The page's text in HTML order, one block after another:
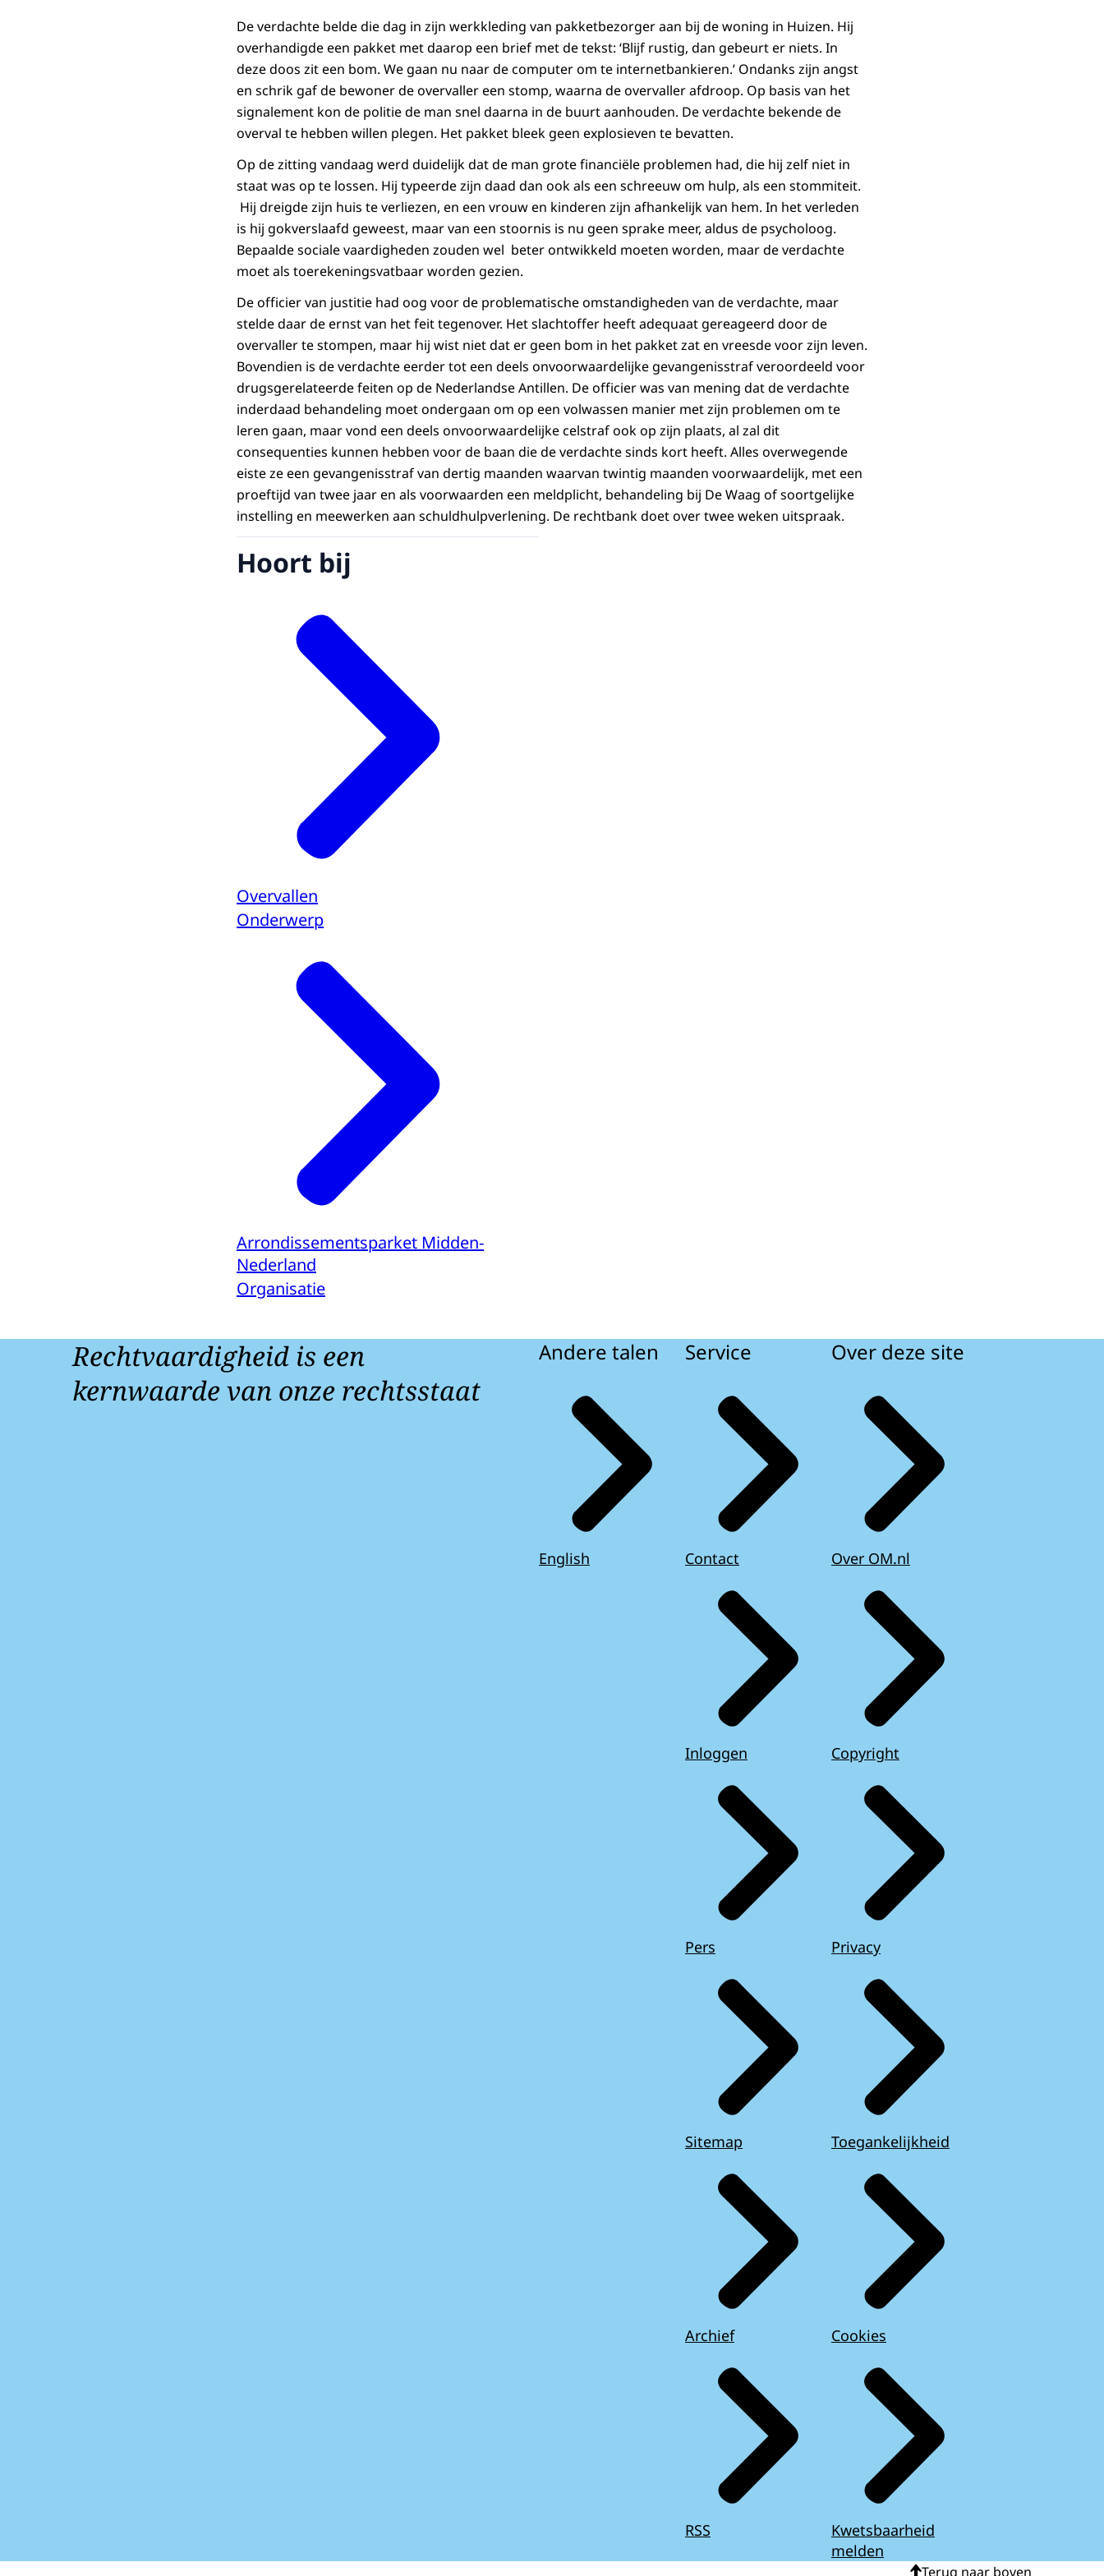
De verdachte belde die dag in zijn werkkleding van pakketbezorger aan bij de woning in Huizen. Hij
overhandigde een pakket met daarop een brief met de tekst: ‘Blijf rustig, dan gebeurt er niets. In
deze doos zit een bom. We gaan nu naar de computer om te internetbankieren.’ Ondanks zijn angst
en schrik gaf de bewoner de overvaller een stomp, waarna de overvaller afdroop. Op basis van het
signalement kon de politie de man snel daarna in de buurt aanhouden. De verdachte bekende de
overval te hebben willen plegen. Het pakket bleek geen explosieven te bevatten.
Op de zitting vandaag werd duidelijk dat de man grote financiële problemen had, die hij zelf niet in
staat was op te lossen. Hij typeerde zijn daad dan ook als een schreeuw om hulp, als een stommiteit.
Hij dreigde zijn huis te verliezen, en een vrouw en kinderen zijn afhankelijk van hem. In het verleden
is hij gokverslaafd geweest, maar van een stoornis is nu geen sprake meer, aldus de psycholoog.
Bepaalde sociale vaardigheden zouden wel beter ontwikkeld moeten worden, maar de verdachte
moet als toerekeningsvatbaar worden gezien.
De officier van justitie had oog voor de problematische omstandigheden van de verdachte, maar
stelde daar de ernst van het feit tegenover. Het slachtoffer heeft adequaat gereageerd door de
overvaller te stompen, maar hij wist niet dat er geen bom in het pakket zat en vreesde voor zijn leven.
Bovendien is de verdachte eerder tot een deels onvoorwaardelijke gevangenisstraf veroordeeld voor
drugsgerelateerde feiten op de Nederlandse Antillen. De officier was van mening dat de verdachte
inderdaad behandeling moet ondergaan om op een volwassen manier met zijn problemen om te
leren gaan, maar vond een deels onvoorwaardelijke celstraf ook op zijn plaats, al zal dit
consequenties kunnen hebben voor de baan die de verdachte sinds kort heeft. Alles overwegende
eiste ze een gevangenisstraf van dertig maanden waarvan twintig maanden voorwaardelijk, met een
proeftijd van twee jaar en als voorwaarden een meldplicht, behandeling bij De Waag of soortgelijke
instelling en meewerken aan schuldhulpverlening. De rechtbank doet over twee weken uitspraak.
Hoort bij
Overvallen
Onderwerp
Arrondissementsparket Midden-
Nederland
Organisatie
Rechtvaardigheid is een
kernwaarde van onze rechtsstaat
Andere talen
English
Service
Contact
Inloggen
Pers
Sitemap
Archief
RSS
Over deze site
Over OM.nl
Copyright
Privacy
Toegankelijkheid
Cookies
Kwetsbaarheid
melden
Terug naar boven